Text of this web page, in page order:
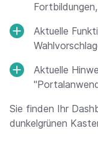
Aktuelle
Aktuelle
Sie finden Ihr
dunkelgrünen